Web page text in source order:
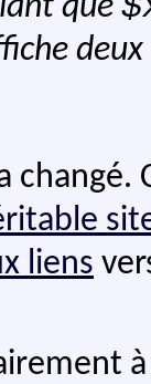
que
liens